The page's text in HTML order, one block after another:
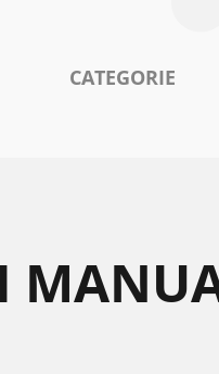
CATEGORIE